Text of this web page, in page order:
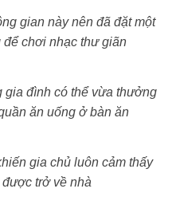
gian này nên đã đặt một
chơi nhạc thư giãn
gia đình có thể vừa thưởng
ăn uống ở bàn ăn
gia chủ luôn cảm thấy
trở về nhà